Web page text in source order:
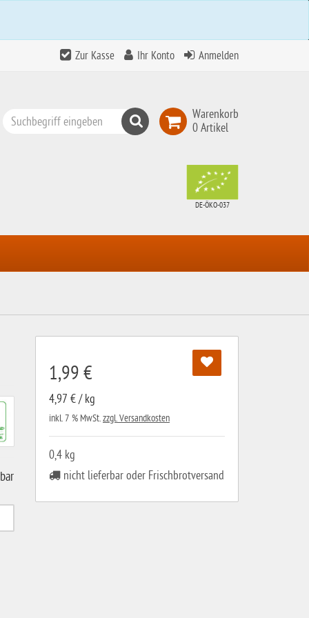
Zur Kasse Ihr Konto Anmelden
Warenkorb
0 Artikel
Suchen
DE-ÖKO-037
1,99 €
4,97 € / kg
inkl. 7 % MwSt.zzgl. Versandkosten
0,4 kg
nicht lieferbar oder Frischbrotversand